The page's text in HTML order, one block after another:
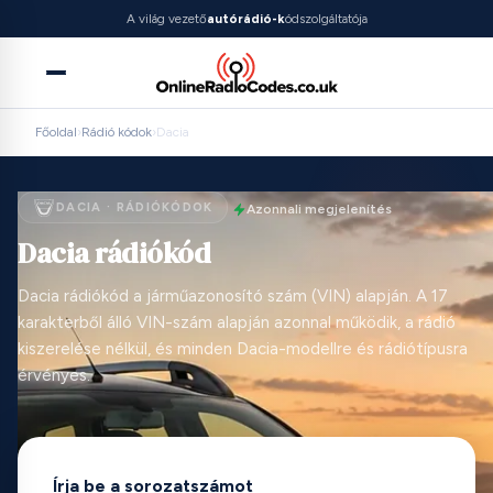
A világ vezetőautórádió-kódszolgáltatója
Főoldal›Rádió kódok›Dacia
DACIA · RÁDIÓKÓDOK Azonnali megjelenítés
Dacia rádiókód
Dacia rádiókód a járműazonosító szám (VIN) alapján. A 17
karakterből álló VIN-szám alapján azonnal működik, a rádió
kiszerelése nélkül, és minden Dacia-modellre és rádiótípusra
érvényes.
Írja be a sorozatszámot